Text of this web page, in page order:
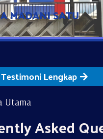
MADANI SATU
Lengkap
Utama
Asked